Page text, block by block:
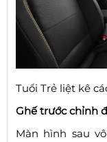
Tuổi Trẻ liệt kê
Ghế trước chỉnh
Màn hình sau